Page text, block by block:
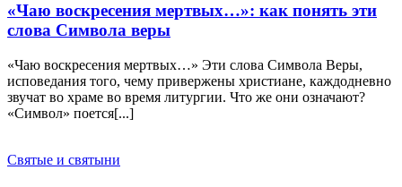
«Чаю воскресения мертвых…»: как понять эти
слова Символа веры
«Чаю воскресения мертвых…» Эти слова Символа Веры,
исповедания того, чему привержены христиане, каждодневно
звучат во храме во время литургии. Что же они означают?
«Символ» поется[...]
Святые и святыни